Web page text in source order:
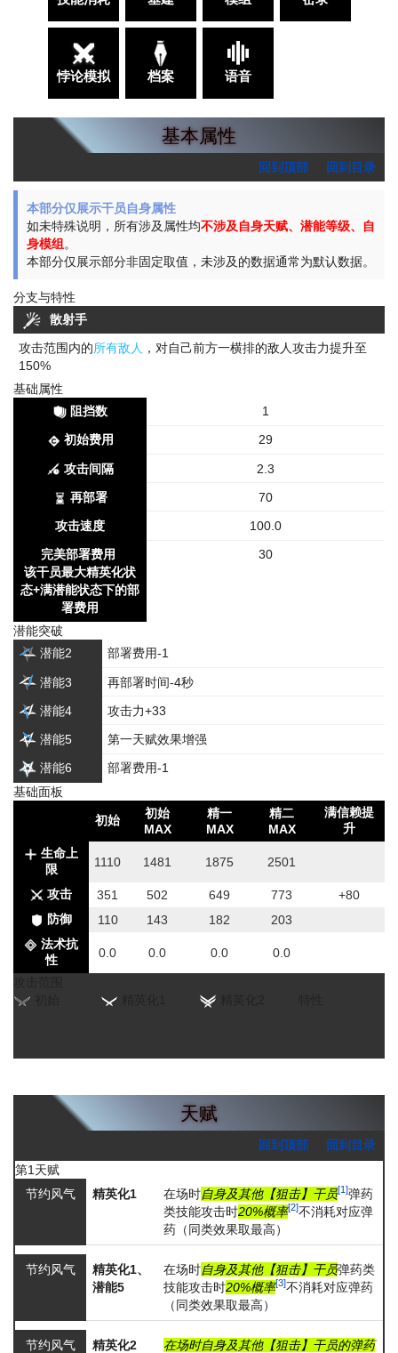
悖论模拟 档案 语音
基本属性
回到顶部 回到目录
本部分仅展示干员自身属性
如未特殊说明，所有涉及属性均不涉及自身天赋、潜能等级、自
身模组。
本部分仅展示部分非固定取值，未涉及的数据通常为默认数据。
分支与特性
散射手
攻击范围内的所有敌人 ，对自己前方一横排的敌人攻击力提升至
150%
基础属性
阻挡数
1
初始费用 29
攻击间隔 2.3
再部署 70
攻击速度 100.0
完美部署费用
该干员最大精英化状
态+满潜能状态下的部
署费用
30
潜能突破
潜能2
部署费用-1
潜能3 再部署时间-4秒
潜能4 攻击力+33
潜能5 第一天赋效果增强
潜能6
部署费用-1
基础面板
初始
初始
MAX
精一
MAX
精二
MAX
满信赖提
升
生命上
限
1110 1481 1875 2501
攻击 351 502 649 773
+80
防御
110 143 182
203
法术抗
性
0.0 0.0 0.0 0.0
天赋
回到顶部
回到目录
第1天赋
节约风气
精英化1 在场时自身及其他【狙击】干员[1]弹药
类技能攻击时20%概率[2]不消耗对应弹
药（同类效果取最高）
节约风气
精英化1、
潜能5
在场时自身及其他【狙击】干员弹药类
技能攻击时20%概率[3]不消耗对应弹药
（同类效果取最高）
节约风气 精英化2
在场时自身及其他【狙击】干员的弹药